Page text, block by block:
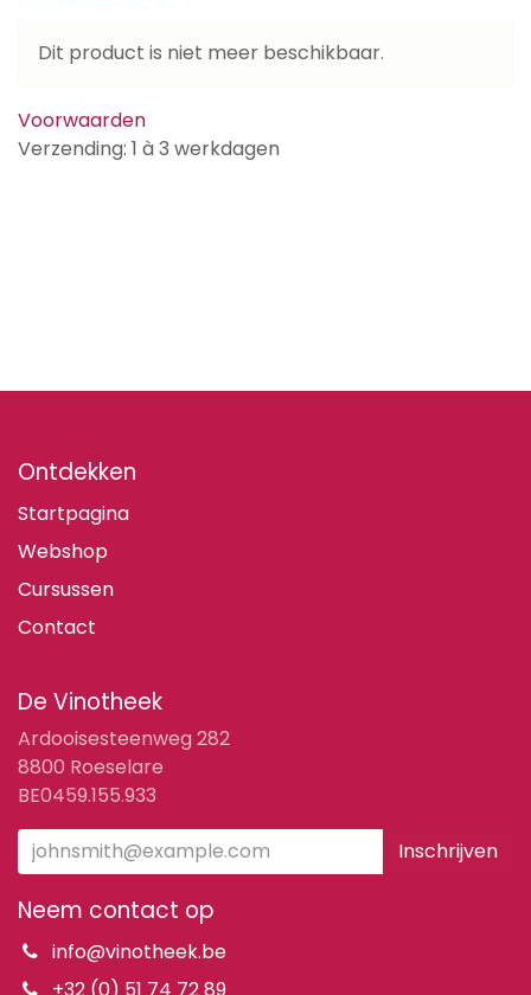
Dit product is niet meer beschikbaar.
Voorwaarden
Verzending: 1 à 3 werkdagen
Ontdekken
Startpagina
Webshop
Cursussen
Contact
De Vinotheek
Ardooisesteenweg 282
8800 Roeselare
BE0459.155.933
Inschrijven
Neem contact op
info@vinotheek.be
+32 (0) 51 74 72 89